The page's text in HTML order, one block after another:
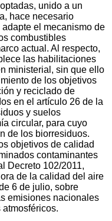
unido a un
hace necesario
el mecanismo de
combustibles
actual. Al respecto,
las habilitaciones
ministerial, sin que ello
de los objetivos
y reciclado de
en el artículo 26 de la
y suelos
circular, para cuyo
de los biorresiduos.
objetivos de calidad
contaminantes
Decreto 102/2011,
de la calidad del aire
6 de julio, sobre
emisiones nacionales